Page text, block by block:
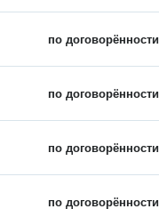
по договорённости
по договорённости
по договорённости
по договорённости